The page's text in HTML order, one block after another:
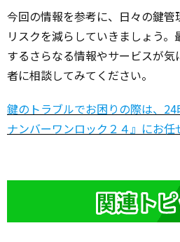
今回の情報を参考に、日々の鍵
リスクを減らしていきましょう
するさらなる情報やサービスが
者に相談してみてください。
鍵のトラブルでお困りの際は、
ナンバーワンロック２４』にお任